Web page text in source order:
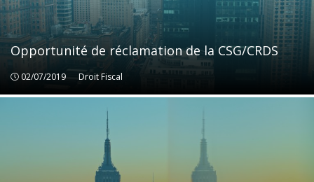
Opportunité de réclamation de la CSG/CRDS
02/07/2019 Droit Fiscal
Droit Fiscal